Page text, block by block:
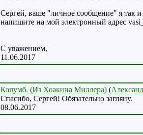
Сергей, ваше "личное сообщение" я так
напишите на мой электронный адрес
С уважением,
11.06.2017
Колумб. (Из Хоакина Миллера) (
Спасибо, Сергей! Обязательно загляну.
08.06.2017